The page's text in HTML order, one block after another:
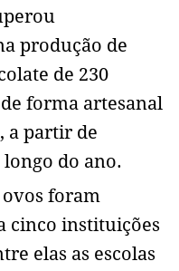
produção de
de 230
forma artesanal
a partir de
do ano.
ovos foram
cinco instituições
elas as escolas